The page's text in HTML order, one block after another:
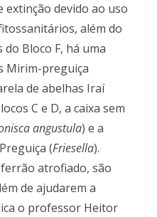
extinção devido ao uso
além do
Bloco F, há uma
Mirim-preguiça
de abelhas Iraí
C e D, a caixa sem
angustula) e a
(Friesella).
atrofiado, são
de ajudarem a
o professor Heitor